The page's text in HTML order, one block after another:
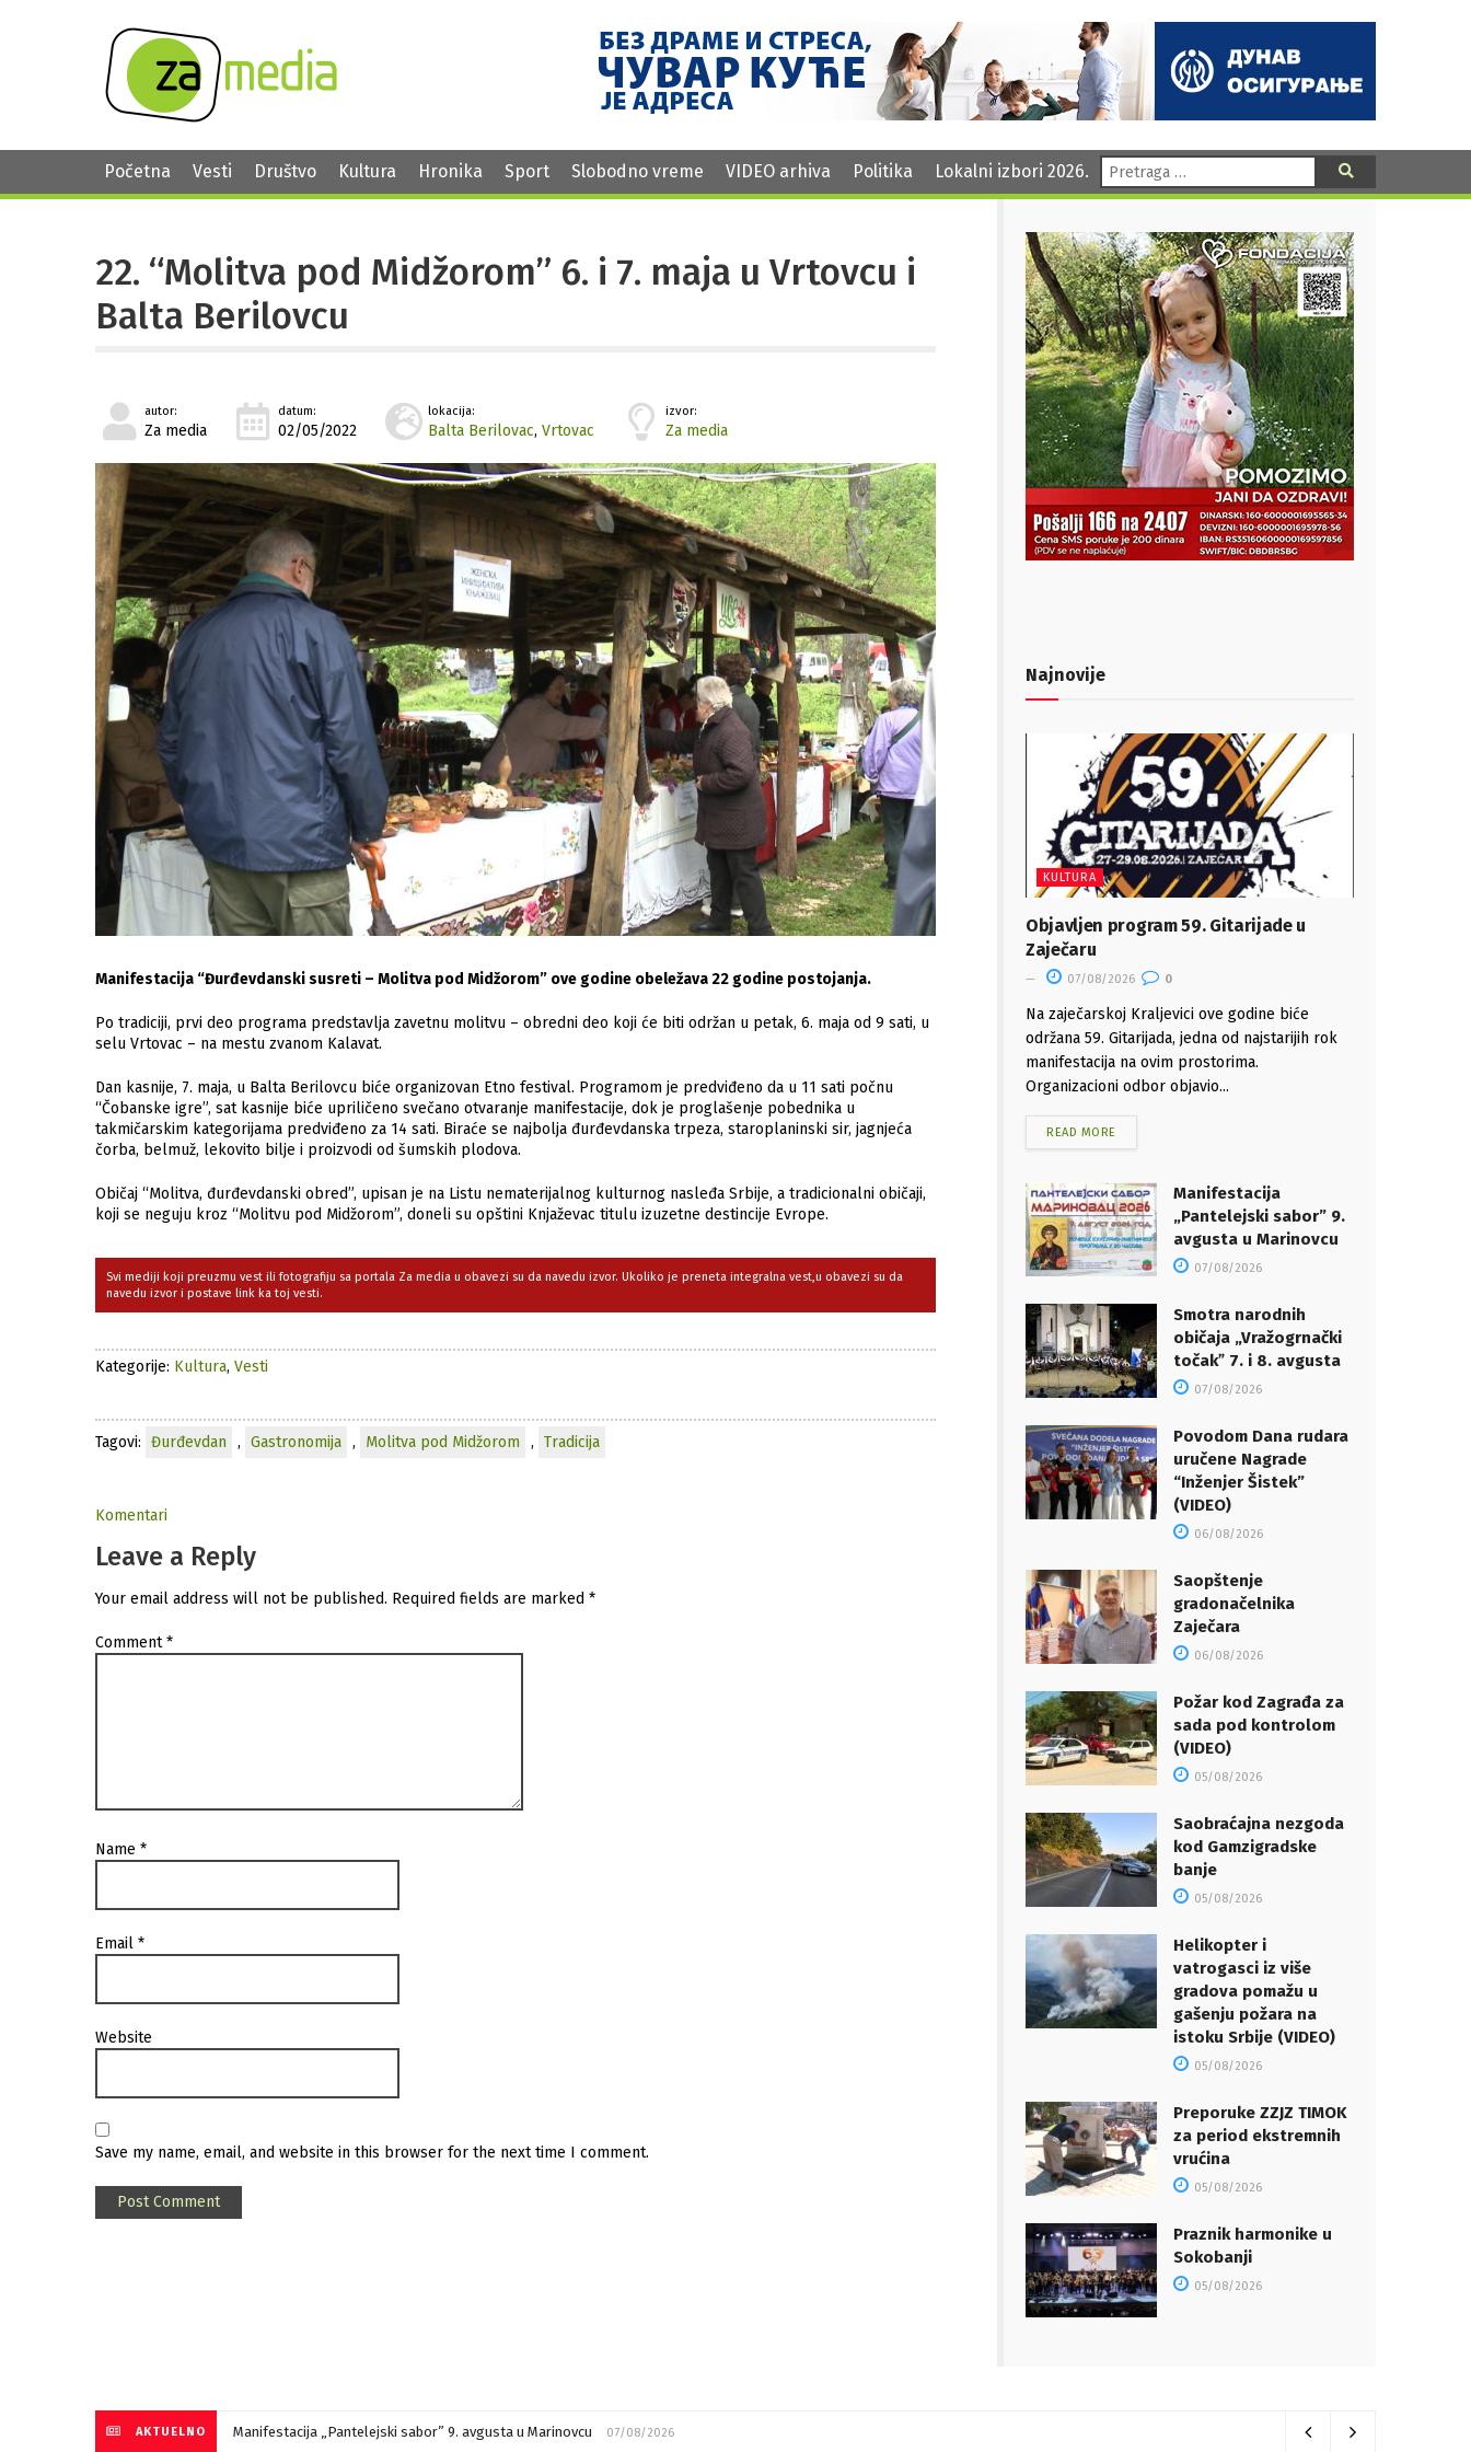
Početna Vesti Društvo Kultura Hronika Sport Slobodno vreme VIDEO arhiva Politika Lokalni izbori 2026. Pretraga:
22. “Molitva pod Midžorom” 6. i 7. maja u Vrtovcu i
Balta Berilovcu
autor:
Za media
datum:
02/05/2022
lokacija:
Balta Berilovac, Vrtovac
izvor:
Za media
Manifestacija “Đurđevdanski susreti – Molitva pod Midžorom” ove godine obeležava 22 godine postojanja.
Po tradiciji, prvi deo programa predstavlja zavetnu molitvu – obredni deo koji će biti održan u petak, 6. maja od 9 sati, u
selu Vrtovac – na mestu zvanom Kalavat.
Dan kasnije, 7. maja, u Balta Berilovcu biće organizovan Etno festival. Programom je predviđeno da u 11 sati počnu
“Čobanske igre”, sat kasnije biće upriličeno svečano otvaranje manifestacije, dok je proglašenje pobednika u
takmičarskim kategorijama predviđeno za 14 sati. Biraće se najbolja đurđevdanska trpeza, staroplaninski sir, jagnjeća
čorba, belmuž, lekovito bilje i proizvodi od šumskih plodova.
Običaj “Molitva, đurđevdanski obred”, upisan je na Listu nematerijalnog kulturnog nasleđa Srbije, a tradicionalni običaji,
koji se neguju kroz “Molitvu pod Midžorom”, doneli su opštini Knjaževac titulu izuzetne destincije Evrope.
Svi mediji koji preuzmu vest ili fotografiju sa portala Za media u obavezi su da navedu izvor. Ukoliko je preneta integralna vest,u obavezi su da
navedu izvor i postave link ka toj vesti.
Kategorije: Kultura, Vesti
Tagovi: Đurđevdan , Gastronomija , Molitva pod Midžorom , Tradicija
Komentari
Leave a Reply
Your email address will not be published. Required fields are marked *
Comment*
Name *
Email *
Website
Save my name, email, and website in this browser for the next time I comment.
Najnovije
KULTURA
Objavljen program 59. Gitarijade u
Zaječaru
07/08/2026 0
Na zaječarskoj Kraljevici ove godine biće
održana 59. Gitarijada, jedna od najstarijih rok
manifestacija na ovim prostorima.
Organizacioni odbor objavio...
READ MORE
Manifestacija
„Pantelejski sabor” 9.
avgusta u Marinovcu
07/08/2026
Smotra narodnih
običaja „Vražogrnački
točakˮ 7. i 8. avgusta
07/08/2026
Povodom Dana rudara
uručene Nagrade
“Inženjer Šistek”
(VIDEO)
06/08/2026
Saopštenje
gradonačelnika
Zaječara
06/08/2026
Požar kod Zagrađa za
sada pod kontrolom
(VIDEO)
05/08/2026
Saobraćajna nezgoda
kod Gamzigradske
banje
05/08/2026
Helikopter i
vatrogasci iz više
gradova pomažu u
gašenju požara na
istoku Srbije (VIDEO)
05/08/2026
Preporuke ZZJZ TIMOK
za period ekstremnih
vrućina
05/08/2026
Praznik harmonike u
Sokobanji
05/08/2026
AKTUELNO Manifestacija „Pantelejski sabor” 9. avgusta u Marinovcu 07/08/2026